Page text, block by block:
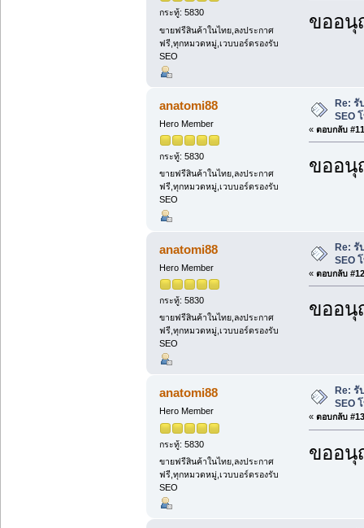
กระทู้: 5830
ขายฟรีสินค้าในไทย,ลงประกาศ
ฟรี,ทุกหมวดหมู่,เวบบอร์ดรองรับ
SEO
ขออนุ
anatomi88
Hero Member
กระทู้: 5830
ขายฟรีสินค้าในไทย,ลงประกาศ
ฟรี,ทุกหมวดหมู่,เวบบอร์ดรองรับ
SEO
Re: รั
SEO
« ตอบกลับ
ขออนุ
anatomi88
Hero Member
กระทู้: 5830
ขายฟรีสินค้าในไทย,ลงประกาศ
ฟรี,ทุกหมวดหมู่,เวบบอร์ดรองรับ
SEO
Re: รั
SEO
« ตอบกลับ
ขออนุ
anatomi88
Hero Member
กระทู้: 5830
ขายฟรีสินค้าในไทย,ลงประกาศ
ฟรี,ทุกหมวดหมู่,เวบบอร์ดรองรับ
SEO
Re:
SEO
« ตอบกลับ
ขออนุ